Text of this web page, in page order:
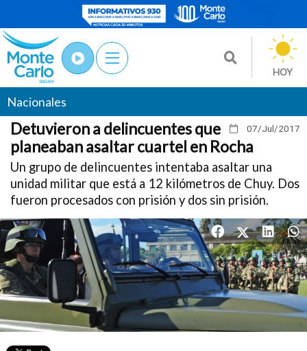
HOY
Nacionales
07/Jul/2017
Detuvieron a delincuentes que
planeaban asaltar cuartel en Rocha
Un grupo de delincuentes intentaba asaltar una
unidad militar que está a 12 kilómetros de Chuy. Dos
fueron procesados con prisión y dos sin prisión.